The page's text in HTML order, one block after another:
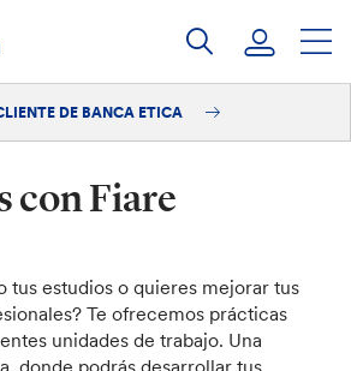
DE BANCA ETICA
con Fiare
tus estudios o quieres mejorar tus
Te ofrecemos prácticas
unidades de trabajo. Una
donde podrás desarrollar tus